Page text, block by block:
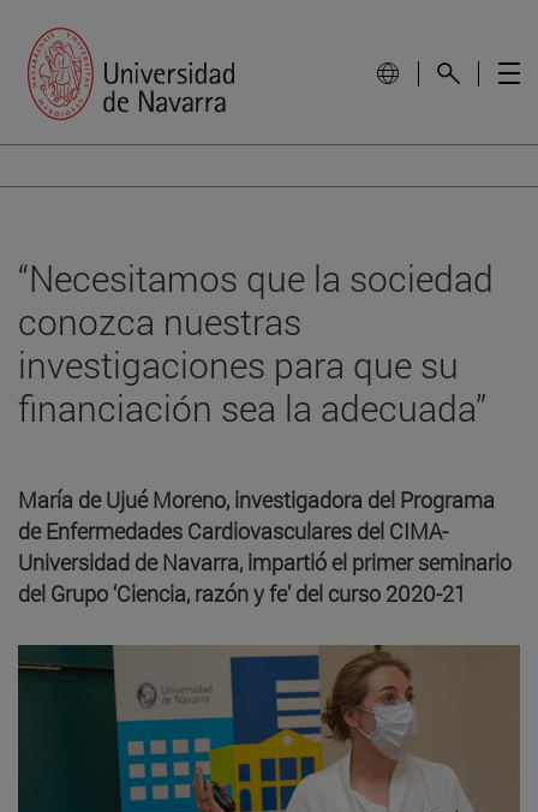
“Necesitamos que la sociedad
conozca nuestras
investigaciones para que su
financiación sea la adecuada”
María de Ujué Moreno, investigadora del Programa
de Enfermedades Cardiovasculares del CIMA-
Universidad de Navarra, impartió el primer seminario
del Grupo ‘Ciencia, razón y fe’ del curso 2020-21